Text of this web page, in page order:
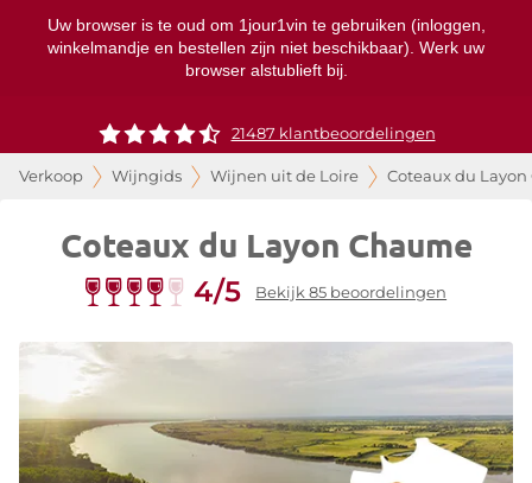
Uw browser is te oud om 1jour1vin te gebruiken (inloggen,
winkelmandje en bestellen zijn niet beschikbaar). Werk uw
browser alstublieft bij.
21487 klantbeoordelingen
Verkoop Wijngids Wijnen uit de Loire Coteaux du
Coteaux du Layon Chaume
4/5 Bekijk 85 beoordelingen